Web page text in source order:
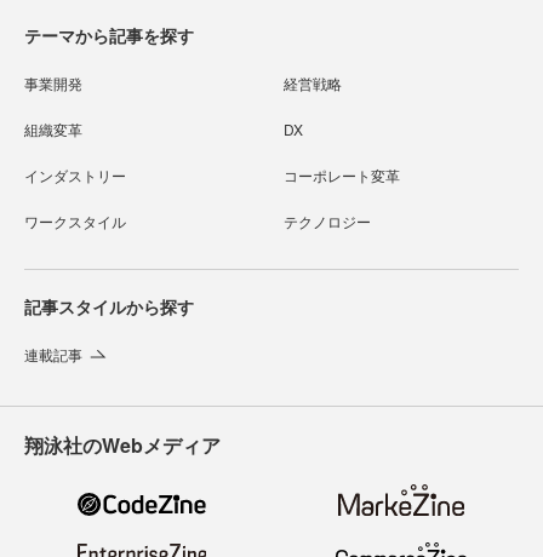
テーマから記事を探す
事業開発 経営戦略
組織変革 DX
インダストリー コーポレート変革
ワークスタイル テクノロジー
記事スタイルから探す
連載記事
翔泳社のWebメディア